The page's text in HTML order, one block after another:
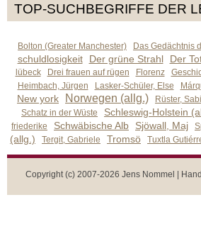
TOP-SUCHBEGRIFFE DER
Bolton (Greater Manchester) Das Gedächtnis
schuldlosigkeit Der grüne Strahl Der
lübeck
Drei frauen auf rügen Florenz
Heimbach, Jürgen
Lasker-Schüler, Else
New york
Norwegen (allg.) Rüster,
Schatz in der Wüste
Schleswig-Holstein
friederike Schwäbische Alb Sjöwall, Maj
(allg.) Tergit, Gabriele Tromsö Tuxtla
Copyright (c) 2007-2026 Jens Nommel |